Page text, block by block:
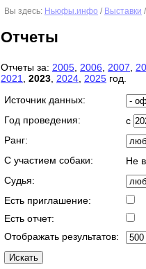
Вы здесь: Ньюфы.инфо / Выставки
Отчеты
Отчеты за: 2005 2006 2007
2021
2023 2024 2025 год.
Источник данных:
Год проведения:
с
Ранг:
C участием собаки:
Не
Судья:
Есть приглашение:
Есть отчет:
Отображать результатов: